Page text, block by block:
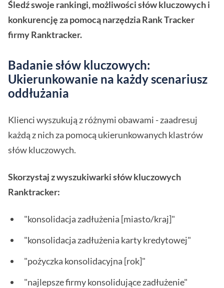
Śledź swoje rankingi, możliwości słów kluczowych i
konkurencję za pomocą narzędzia Rank Tracker
firmy Ranktracker.
Badanie słów kluczowych:
Ukierunkowanie na każdy scenariusz
oddłużania
Klienci wyszukują z różnymi obawami - zaadresuj
każdą z nich za pomocą ukierunkowanych klastrów
słów kluczowych.
Skorzystaj z wyszukiwarki słów kluczowych
Ranktracker:
"konsolidacja zadłużenia [miasto/kraj]"
"konsolidacja zadłużenia karty kredytowej"
"pożyczka konsolidacyjna [rok]"
"najlepsze firmy konsolidujące zadłużenie"